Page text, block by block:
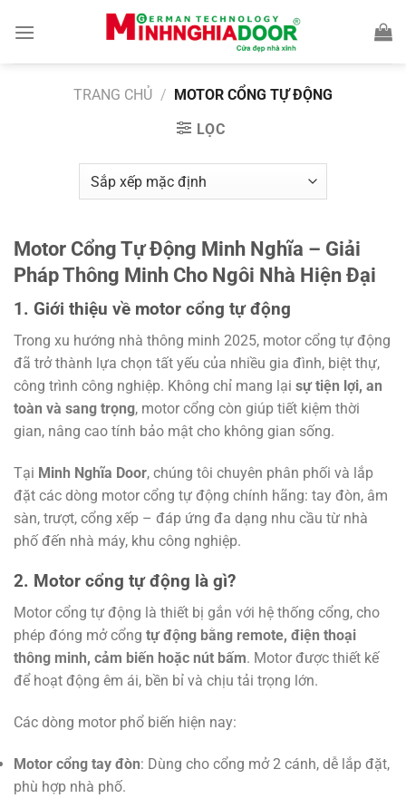
qua
TRANG CHỦ / MOTOR CỔNG TỰ ĐỘNG
LỌC
Motor Cổng Tự Động Minh Nghĩa – Giải
Pháp Thông Minh Cho Ngôi Nhà Hiện Đại
1. Giới thiệu về motor cổng tự động
Trong xu hướng nhà thông minh 2025, motor cổng tự động
đã trở thành lựa chọn tất yếu của nhiều gia đình, biệt thự,
công trình công nghiệp. Không chỉ mang lại sự tiện lợi, an
toàn và sang trọng, motor cổng còn giúp tiết kiệm thời
gian, nâng cao tính bảo mật cho không gian sống.
Tại Minh Nghĩa Door, chúng tôi chuyên phân phối và lắp
đặt các dòng motor cổng tự động chính hãng: tay đòn, âm
sàn, trượt, cổng xếp – đáp ứng đa dạng nhu cầu từ nhà
phố đến nhà máy, khu công nghiệp.
2. Motor cổng tự động là gì?
Motor cổng tự động là thiết bị gắn với hệ thống cổng, cho
phép đóng mở cổng tự động bằng remote, điện thoại
thông minh, cảm biến hoặc nút bấm. Motor được thiết kế
để hoạt động êm ái, bền bỉ và chịu tải trọng lớn.
Các dòng motor phổ biến hiện nay:
Motor cổng tay đòn: Dùng cho cổng mở 2 cánh, dễ lắp đặt,
phù hợp nhà phố.